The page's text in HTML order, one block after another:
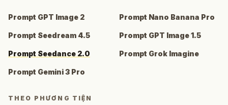
Prompt GPT Image 2 Prompt Nano Banana Pro
Prompt Seedream 4.5 Prompt GPT Image 1.5
Prompt Seedance 2.0 Prompt Grok Imagine
Prompt Gemini 3 Pro
THEO PHƯƠNG TIỆN